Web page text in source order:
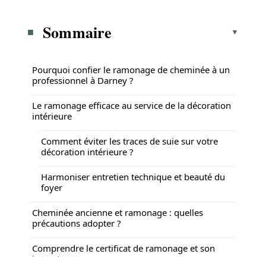
Sommaire
Pourquoi confier le ramonage de cheminée à un
professionnel à Darney ?
Le ramonage efficace au service de la décoration
intérieure
Comment éviter les traces de suie sur votre
décoration intérieure ?
Harmoniser entretien technique et beauté du
foyer
Cheminée ancienne et ramonage : quelles
précautions adopter ?
Comprendre le certificat de ramonage et son